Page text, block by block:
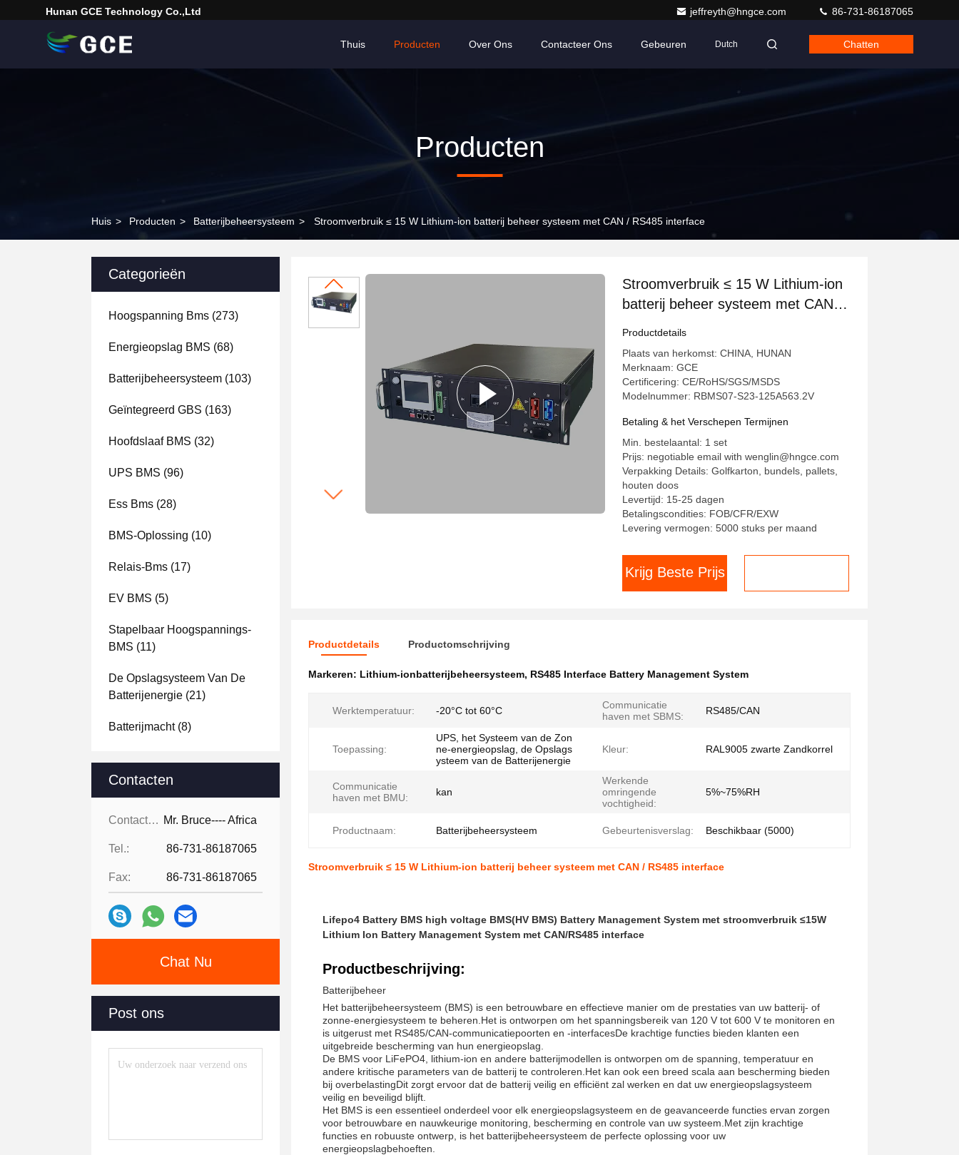
Hunan GCE Technology Co.,Ltd jeffreyth@hngce.com 86-731-86187065
Thuis Producten Over Ons Contacteer Ons Gebeuren Dutch Chatten
Producten
Huis > Producten > Batterijbeheersysteem > Stroomverbruik ≤ 15 W Lithium-ion batterij beheer systeem met CAN / RS485 interface
Categorieën
Hoogspanning Bms (273)
Energieopslag BMS (68)
Batterijbeheersysteem (103)
Geïntegreerd GBS (163)
Hoofdslaaf BMS (32)
UPS BMS (96)
Ess Bms (28)
BMS-Oplossing (10)
Relais-Bms (17)
EV BMS (5)
Stapelbaar Hoogspannings-
BMS (11)
De Opslagsysteem Van De
Batterijenergie (21)
Batterijmacht(8)
Contacten
Contacten: Mr. Bruce---- Africa
Tel.: 86-731-86187065
Fax: 86-731-86187065
Chat Nu
Post ons
Stroomverbruik ≤ 15 W Lithium-ion
batterij beheer systeem met CAN /
Productdetails
Plaats van herkomst: CHINA, HUNAN
Merknaam: GCE
Certificering: CE/RoHS/SGS/MSDS
Modelnummer: RBMS07-S23-125A563.2V
Betaling & het Verschepen Termijnen
Min. bestelaantal: 1 set
Prijs: negotiable email with wenglin@hngce.com
Verpakking Details: Golfkarton, bundels, pallets,
houten doos
Levertijd: 15-25 dagen
Betalingscondities: FOB/CFR/EXW
Levering vermogen: 5000 stuks per maand
Krijg Beste Prijs
Productdetails Productomschrijving
Markeren: Lithium-ionbatterijbeheersysteem, RS485 Interface Battery Management System
Werktemperatuur: -20°C tot 60°C
Communicatie
haven met SBMS:
RS485/CAN
Toepassing:
UPS, het Systeem van de Zon
ne-energieopslag, de Opslags
ysteem van de Batterijenergie
Kleur: RAL9005 zwarte Zandkorrel
Communicatie
haven met BMU:
kan
Werkende
omringende
vochtigheid:
5%~75%RH
Productnaam: Batterijbeheersysteem Gebeurtenisverslag: Beschikbaar (5000)
Stroomverbruik ≤ 15 W Lithium-ion batterij beheer systeem met CAN / RS485 interface
Lifepo4 Battery BMS high voltage BMS(HV BMS) Battery Management System met stroomverbruik ≤15W
Lithium Ion Battery Management System met CAN/RS485 interface
Productbeschrijving:
Batterijbeheer
Het batterijbeheersysteem (BMS) is een betrouwbare en effectieve manier om de prestaties van uw batterij- of
zonne-energiesysteem te beheren.Het is ontworpen om het spanningsbereik van 120 V tot 600 V te monitoren en
is uitgerust met RS485/CAN-communicatiepoorten en -interfacesDe krachtige functies bieden klanten een
uitgebreide bescherming van hun energieopslag.
De BMS voor LiFePO4, lithium-ion en andere batterijmodellen is ontworpen om de spanning, temperatuur en
andere kritische parameters van de batterij te controleren.Het kan ook een breed scala aan bescherming bieden
bij overbelastingDit zorgt ervoor dat de batterij veilig en efficiënt zal werken en dat uw energieopslagsysteem
veilig en beveiligd blijft.
Het BMS is een essentieel onderdeel voor elk energieopslagsysteem en de geavanceerde functies ervan zorgen
voor betrouwbare en nauwkeurige monitoring, bescherming en controle van uw systeem.Met zijn krachtige
functies en robuuste ontwerp, is het batterijbeheersysteem de perfecte oplossing voor uw
energieopslagbehoeften.